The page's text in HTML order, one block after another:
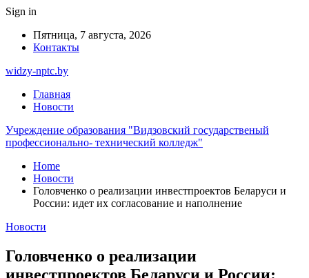
Sign in
Пятница, 7 августа, 2026
Контакты
widzy-nptc.by
Главная
Новости
Учреждение образования "Видзовский государственый
профессионально- технический колледж"
Home
Новости
Головченко о реализации инвестпроектов Беларуси и
России: идет их согласование и наполнение
Новости
Головченко о реализации